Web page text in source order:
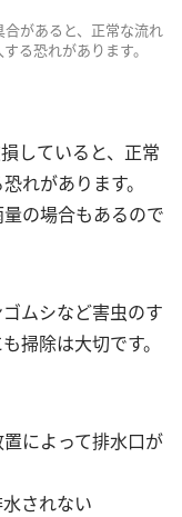
があると、正常な流れ
る恐れがあります。
していると、正常
れがあります。
の場合もあるので
ムシなど害虫のす
掃除は大切です。
によって排水口が
されない